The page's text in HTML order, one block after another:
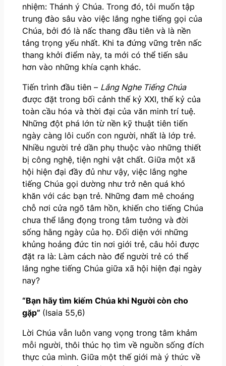
nhiệm: Thánh ý Chúa. Trong đó, tôi muốn tập
trung đào sâu vào việc lắng nghe tiếng gọi của
Chúa, bởi đó là nấc thang đầu tiên và là nền
tảng trọng yếu nhất. Khi ta đứng vững trên nấc
thang khởi điểm này, ta mới có thể tiến sâu
hơn vào những khía cạnh khác.
Tiến trình đầu tiên – Lắng Nghe Tiếng Chúa
được đặt trong bối cảnh thế kỷ XXI, thế kỷ của
toàn cầu hóa và thời đại của văn minh trí tuệ.
Những đột phá lớn từ nền kỹ thuật tiên tiến
ngày càng lôi cuốn con người, nhất là lớp trẻ.
Nhiều người trẻ dần phụ thuộc vào những thiết
bị công nghệ, tiện nghi vật chất. Giữa một xã
hội hiện đại đầy đủ như vậy, việc lắng nghe
tiếng Chúa gọi dường như trở nên quá khó
khăn với các bạn trẻ. Những đam mê choáng
chỗ nơi cửa ngõ tâm hồn, khiến cho tiếng Chúa
chưa thể lắng đọng trong tâm tưởng và đời
sống hằng ngày của họ. Đối diện với những
khủng hoảng đức tin nơi giới trẻ, câu hỏi được
đặt ra là: Làm cách nào để người trẻ có thể
lắng nghe tiếng Chúa giữa xã hội hiện đại ngày
nay?
“Bạn hãy tìm kiếm Chúa khi Người còn cho
gặp” (Isaia 55,6)
Lời Chúa vẫn luôn vang vọng trong tâm khảm
mỗi người, thôi thúc họ tìm về nguồn sống đích
thực của mình. Giữa một thế giới mà ý thức về